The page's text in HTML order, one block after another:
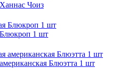
Чоиз
Блюкроп 1 шт
Блюэтта 1 шт